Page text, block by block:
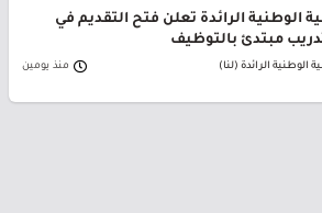
الوطنية الرائدة تعلن فتح التقديم في
مبتدئ بالتوظيف
الوطنية الرائدة (لنا) منذ يومين